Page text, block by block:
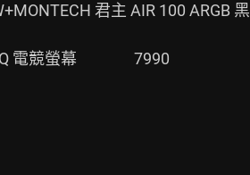
君主 AIR 100 ARGB 黑
電競螢幕                7990